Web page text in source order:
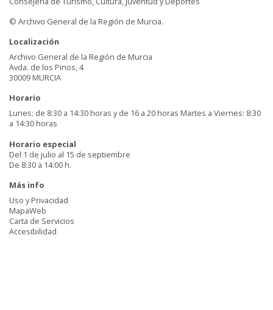
© Archivo General de la Región de Murcia.
Localización
Archivo General de la Región de Murcia
Avda. de los Pinos, 4
30009 MURCIA
Horario
Lunes: de 8:30 a 14:30 horas y de 16 a 20 horas Martes a Viernes: 8:30
a 14:30 horas
Horario especial
Del 1 de julio al 15 de septiembre
De 8:30 a 14:00 h.
Más info
Uso y Privacidad
MapaWeb
Carta de Servicios
Accesibilidad